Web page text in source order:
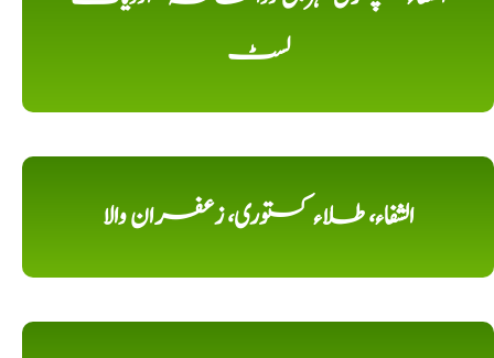
لسٹ
الشفاء، طلاء کستوری، زعفران والا